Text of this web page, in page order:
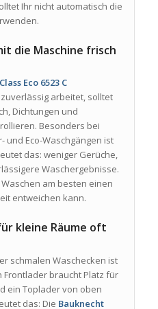
Ihr nicht automatisch die
die Maschine frisch
Eco 6523 C
arbeitet, solltet
Dichtungen und
Besonders bei
und Eco-Waschgängen ist
das: weniger Gerüche,
Waschergebnisse.
am besten einen
entweichen kann.
kleine Räume oft
schmalen Waschecken ist
Frontlader braucht Platz für
ein Toplader von oben
das: Die Bauknecht